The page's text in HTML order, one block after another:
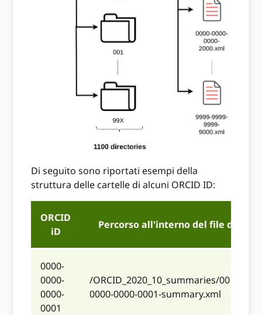
Di seguito sono riportati esempi della
struttura delle cartelle di alcuni ORCID ID:
ORCID
iD
Percorso all'interno del file dump
0000-
0000-
0000-
0001
/ORCID_2020_10_summaries/001/
0000-0000-0001-summary.xml